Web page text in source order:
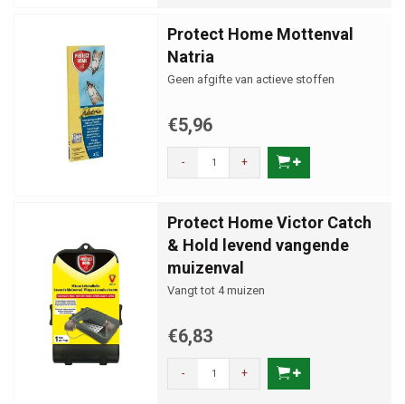
Protect Home Mottenval
Natria
Geen afgifte van actieve stoffen
€5,96
- +
Protect Home Victor Catch
& Hold levend vangende
muizenval
Vangt tot 4 muizen
€6,83
- +